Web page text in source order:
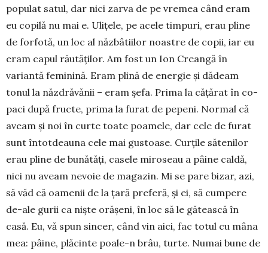
populat satul, dar nici zarva de pe vre­mea când eram
eu copilă nu mai e. Uli­ţele, pe acele timpuri, erau pline
de for­fotă, un loc al năzbâtiilor noastre de co­pii, iar eu
eram capul răutăţilor. Am fost un Ion Creangă în
variantă feminină. Eram plină de energie şi dădeam
tonul la năz­drăvănii – eram şefa. Prima la căţărat în co­
paci după fructe, prima la furat de pe­peni. Normal că
aveam şi noi în curte toate poamele, dar cele de furat
sunt întotdeauna cele mai gustoase. Curţile sătenilor
erau pline de bunătăţi, casele miroseau a pâine caldă,
nici nu aveam nevoie de magazin. Mi se pare bizar, azi,
să văd că oamenii de la ţară preferă, şi ei, să cumpere
de-ale gurii ca nişte orăşeni, în loc să le gătească în
casă. Eu, vă spun sin­cer, când vin aici, fac totul cu mâna
mea: pâine, plăcinte poale-n brâu, turte. Numai bune de